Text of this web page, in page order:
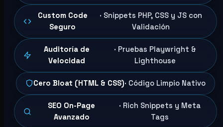
Custom Code
Seguro
· Snippets PHP, CSS y JS con
Validación
Auditoría de
Velocidad
· Pruebas Playwright &
Lighthouse
Cero Bloat (HTML & CSS)· Código Limpio Nativo
SEO On-Page
Avanzado
· Rich Snippets y Meta
Tags